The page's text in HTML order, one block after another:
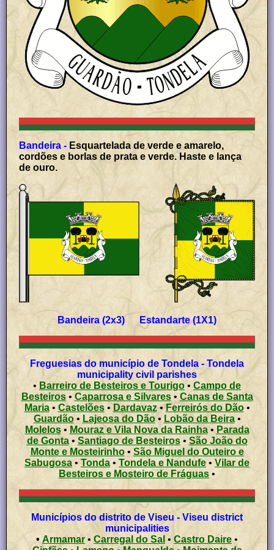
Bandeira - Esquartelada de verde e amarelo,
cordões e borlas de prata e verde. Haste e lança
de ouro.
Bandeira (2x3) Estandarte (1X1)
Freguesias do município de Tondela - Tondela
municipality civil parishes
•
Barreiro de Besteiros e Tourigo• Campo de
Besteiros• Caparrosa e Silvares• Canas de Santa
Maria• Castelões• Dardavaz• Ferreirós do Dão•
Guardão• Lajeosa do Dão• Lobão da Beira•
Molelos• Mouraz e Vila Nova da Rainha• Parada
de Gonta• Santiago de Besteiros• São João do
Monte e Mosteirinho• São Miguel do Outeiro e
Sabugosa • Tonda • Tondela e Nandufe • Vilar de
Besteiros e Mosteiro de Fráguas •
Municípios do distrito de Viseu - Viseu district
municipalities
• Armamar • Carregal do Sal • Castro Daire•